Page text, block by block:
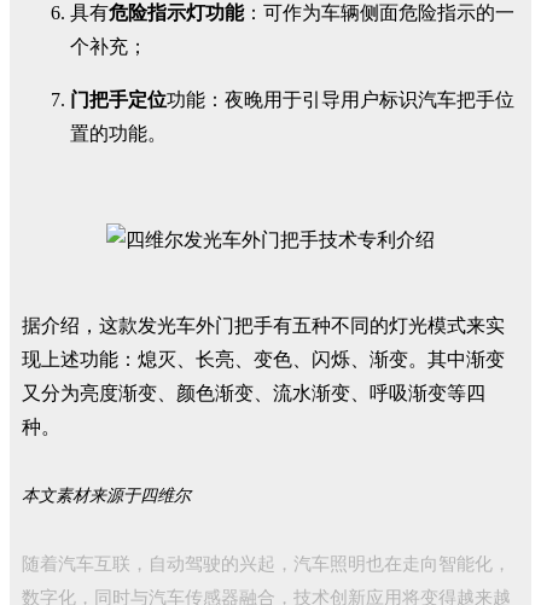
具有危险指示灯功能：可作为车辆侧面危险指示的一
个补充；
门把手定位功能：夜晚用于引导用户标识汽车把手位
置的功能。
据介绍，这款发光车外门把手有五种不同的灯光模式来实
现上述功能：熄灭、长亮、变色、闪烁、渐变。其中渐变
又分为亮度渐变、颜色渐变、流水渐变、呼吸渐变等四
种。
本文素材来源于四维尔
随着汽车互联，自动驾驶的兴起，汽车照明也在走向智能化，
数字化，同时与汽车传感器融合，技术创新应用将变得越来越